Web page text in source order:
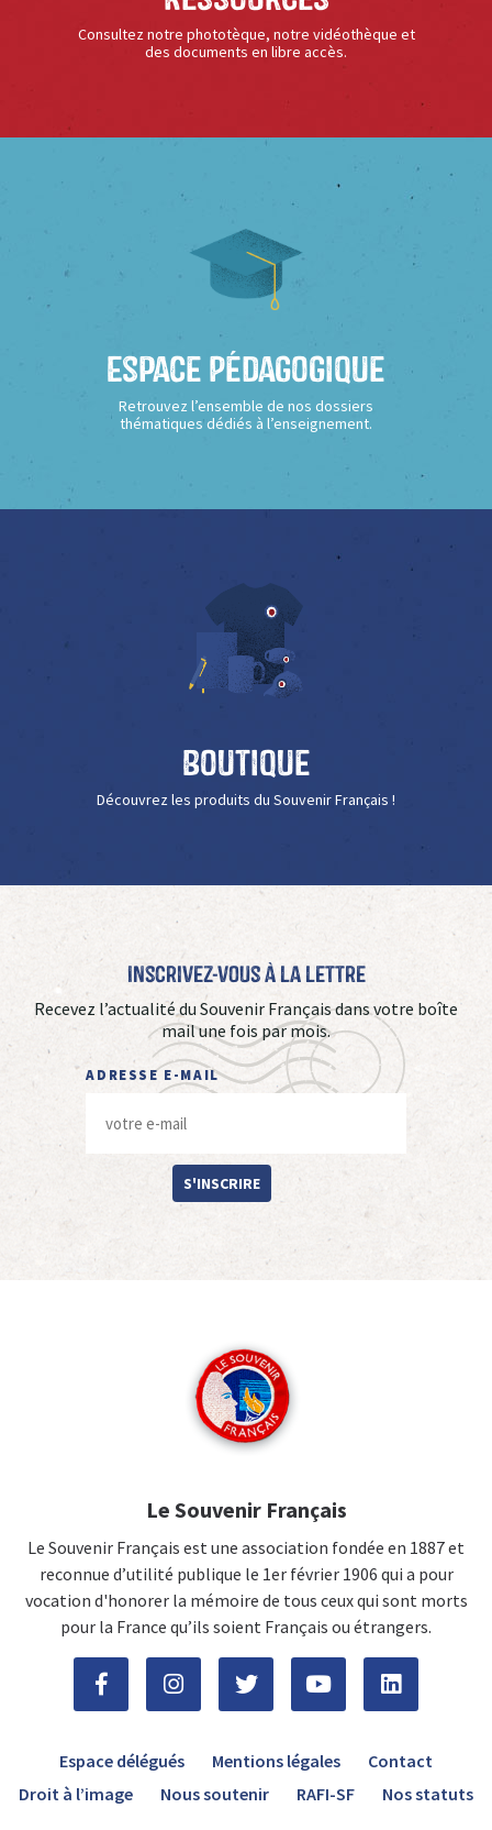
Consultez notre phototèque, notre vidéothèque et
des documents en libre accès.
Espace Pédagogique
Retrouvez l’ensemble de nos dossiers
thématiques dédiés à l’enseignement.
Boutique
Découvrez les produits du Souvenir Français !
Inscrivez-vous à La Lettre
Recevez l’actualité du Souvenir Français dans votre boîte
mail une fois par mois.
ADRESSE E-MAIL
S'INSCRIRE
Le Souvenir Français
Le Souvenir Français est une association fondée en 1887 et
reconnue d’utilité publique le 1er février 1906 qui a pour
vocation d'honorer la mémoire de tous ceux qui sont morts
pour la France qu’ils soient Français ou étrangers.
Espace délégués Mentions légales
Contact
Droit à l’image
Nous soutenir RAFI-SF Nos statuts